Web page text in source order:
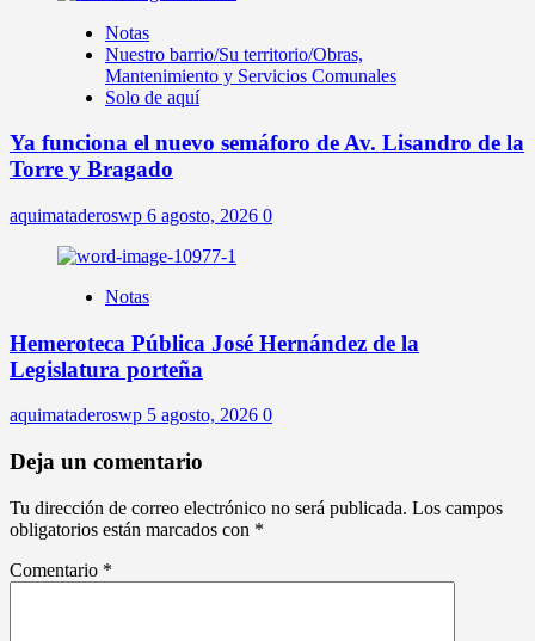
Notas
Nuestro barrio/Su territorio/Obras,
Mantenimiento y Servicios Comunales
Solo de aquí
Ya funciona el nuevo semáforo de Av. Lisandro de la
Torre y Bragado
aquimataderoswp 6 agosto, 2026 0
Notas
Hemeroteca Pública José Hernández de la
Legislatura porteña
aquimataderoswp 5 agosto, 2026 0
Deja un comentario
Tu dirección de correo electrónico no será publicada. Los campos
obligatorios están marcados con *
Comentario *